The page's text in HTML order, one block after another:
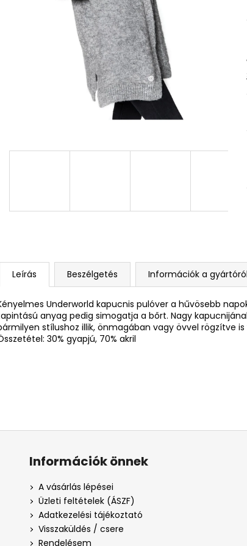
Leírás Beszélgetés Információk a gyártóról
Underworld kapucnis pulóver a hűvösebb
anyag pedig simogatja a bőrt. Nagy
stílushoz illik, önmagában vagy övvel rögzítve is
30% gyapjú, 70% akril
Információk önnek
A vásárlás lépései
Üzleti feltételek (ÁSZF)
Adatkezelési tájékoztató
Visszaküldés / csere
Rendelésem